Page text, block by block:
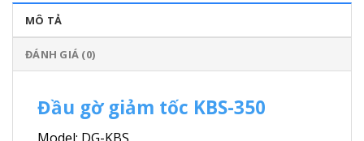
MÔ TẢ
ĐÁNH GIÁ (0)
Đầu gờ giảm tốc KBS-350